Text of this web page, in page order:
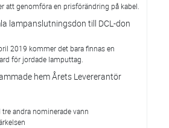
att genomföra en prisförändring på kabel.
lampanslutningsdon till DCL-don
2019 kommer det bara finnas en
för jordade lamputtag.
hem Årets Levererantör
andra nominerade vann